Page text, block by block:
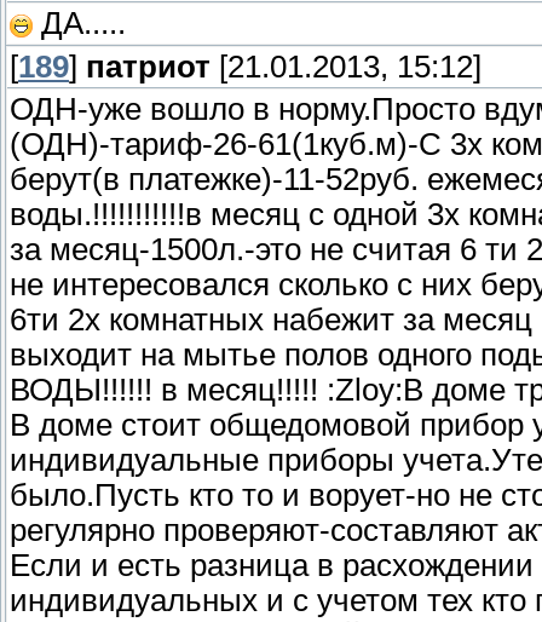
ДА.....
[189] патриот [21.01.2013, 15:12]
ОДН-уже вошло в норму.Просто
(ОДН)-тариф-26-61(1куб.м)-С 3х
берут(в платежке)-11-52руб.
воды.!!!!!!!!!!!в месяц с одной 3х
за месяц-1500л.-это не считая 6 ти
не интересовался сколько с них
6ти 2х комнатных набежит за
выходит на мытье полов одного
ВОДЫ!!!!!! в месяц!!!!! :Zloy:В доме
В доме стоит общедомовой прибор
индивидуальные приборы
было.Пусть кто то и ворует-но не
регулярно проверяют-составляют
Если и есть разница в
индивидуальных и с учетом тех кто